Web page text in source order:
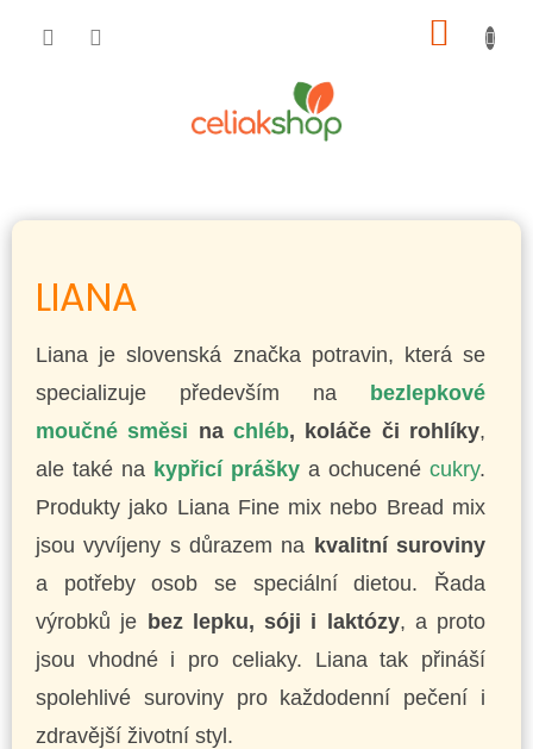
KOŠÍK
LIANA
Liana je slovenská značka potravin, která se
specializuje především na bezlepkové
moučné směsi nachléb, koláče či rohlíky,
ale také na kypřicí prášky a ochucené cukry.
Produkty jako Liana Fine mix nebo Bread mix
jsou vyvíjeny s důrazem na kvalitní suroviny
a potřeby osob se speciální dietou. Řada
výrobků je bez lepku, sóji i laktózy, a proto
jsou vhodné i pro celiaky. Liana tak přináší
spolehlivé suroviny pro každodenní pečení i
zdravější životní styl.